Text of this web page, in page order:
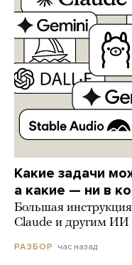
Какие задачи
а какие — ни в
Большая
Claude и другим ИИ
РАЗБОР час назад